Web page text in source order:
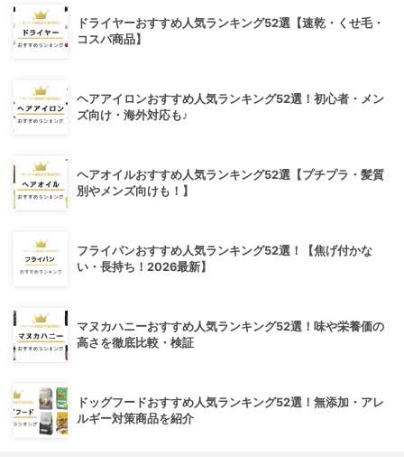
ドライヤーおすすめ人気ランキング52選【速乾・くせ毛・
コスパ商品】
ヘアアイロンおすすめ人気ランキング52選！初心者・メン
ズ向け・海外対応も♪
ヘアオイルおすすめ人気ランキング52選【プチプラ・髪質
別やメンズ向けも！】
フライパンおすすめ人気ランキング52選！【焦げ付かな
い・長持ち！2026最新】
マヌカハニーおすすめ人気ランキング52選！味や栄養価の
高さを徹底比較・検証
ドッグフードおすすめ人気ランキング52選！無添加・アレ
ルギー対策商品を紹介